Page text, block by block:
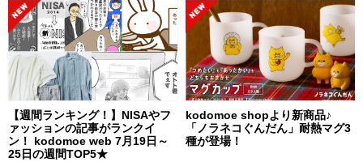
【週間ランキング！】NISAやフ
ァッションの記事がランクイ
ン！ kodomoe web 7月19日～
25日の週間TOP5★
kodomoe shopより新商品♪
「ノラネコぐんだん」耐熱マグ3
種が登場！